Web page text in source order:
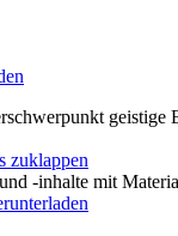
zuklappen
-inhalte mit